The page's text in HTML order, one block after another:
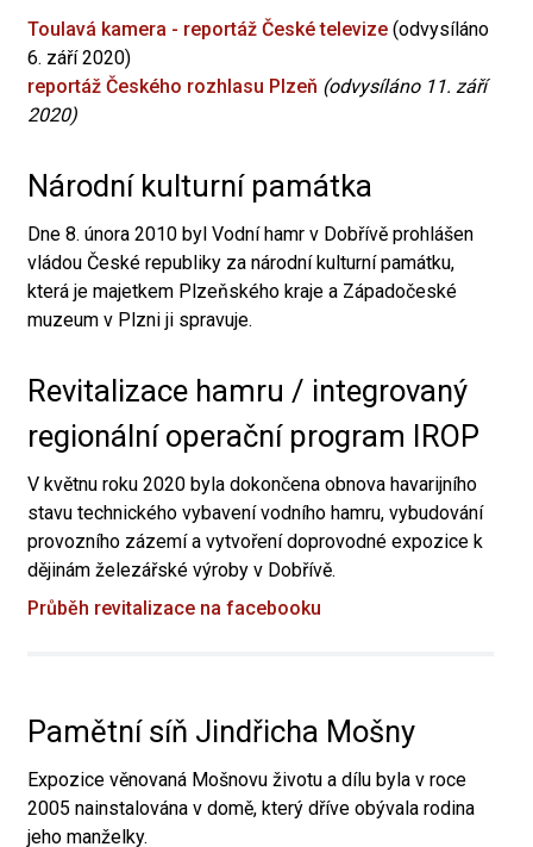
Toulavá kamera - reportáž České televize (odvysíláno
6. září 2020)
reportáž Českého rozhlasu Plzeň (odvysíláno 11. září
2020)
Národní kulturní památka
Dne 8. února 2010 byl Vodní hamr v Dobřívě prohlášen
vládou České republiky za národní kulturní památku,
která je majetkem Plzeňského kraje a Západočeské
muzeum v Plzni ji spravuje.
Revitalizace hamru / integrovaný
regionální operační program IROP
V květnu roku 2020 byla dokončena obnova havarijního
stavu technického vybavení vodního hamru, vybudování
provozního zázemí a vytvoření doprovodné expozice k
dějinám železářské výroby v Dobřívě.
Průběh revitalizace na facebooku
Pamětní síň Jindřicha Mošny
Expozice věnovaná Mošnovu životu a dílu byla v roce
2005 nainstalována v domě, který dříve obývala rodina
jeho manželky.